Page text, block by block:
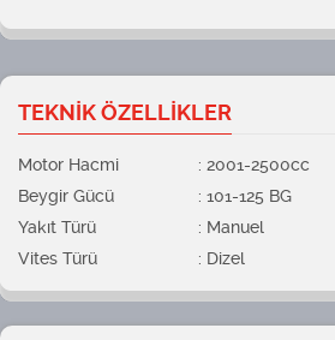
TEKNİK ÖZELLİKLER
Motor Hacmi
: 2001-2500cc
Beygir Gücü
: 101-125 BG
Yakıt Türü
: Manuel
Vites Türü
: Dizel